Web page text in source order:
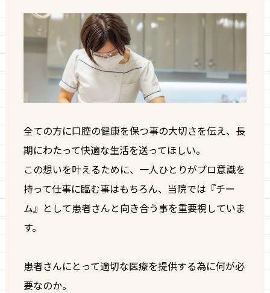
全ての方に口腔の健康を保つ事の大切さを伝え、長
期にわたって快適な生活を送ってほしい。
この想いを叶えるために、一人ひとりがプロ意識を
持って仕事に臨む事はもちろん、当院では『チー
ム』として患者さんと向き合う事を重要視していま
す。
患者さんにとって適切な医療を提供する為に何が必
要なのか。